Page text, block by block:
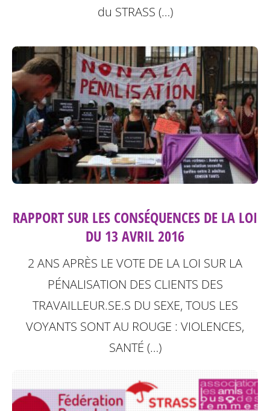
du STRASS (…)
RAPPORT SUR LES CONSÉQUENCES DE LA LOI
DU 13 AVRIL 2016
2 ANS APRÈS LE VOTE DE LA LOI SUR LA
PÉNALISATION DES CLIENTS DES
TRAVAILLEUR.SE.S DU SEXE, TOUS LES
VOYANTS SONT AU ROUGE : VIOLENCES,
SANTÉ (…)